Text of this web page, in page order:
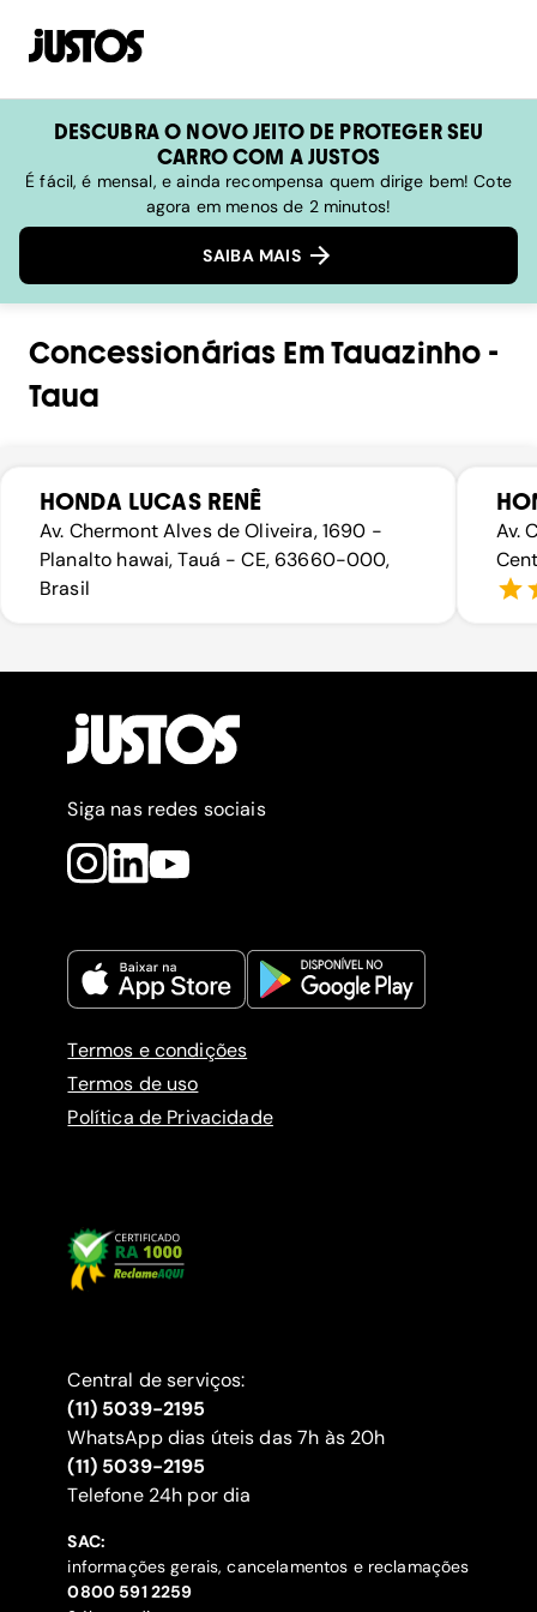
DESCUBRA O NOVO JEITO DE PROTEGER SEU
CARRO COM A JUSTOS
É fácil, é mensal, e ainda recompensa quem dirige bem! Cote
agora em menos de 2 minutos!
SAIBA MAIS
Concessionárias Em Tauazinho -
Taua
HONDA LUCAS RENÊ
Av. Chermont Alves de Oliveira, 1690 -
Planalto hawai, Tauá - CE, 63660-000,
Brasil
Av.
Siga nas redes sociais
Termos e condições
Termos de uso
Política de Privacidade
Central de serviços:
(11) 5039-2195
WhatsApp dias úteis das 7h às 20h
(11) 5039-2195
‍Telefone 24h por dia
SAC:
informações gerais, cancelamentos e reclamações
‍0800 591 2259